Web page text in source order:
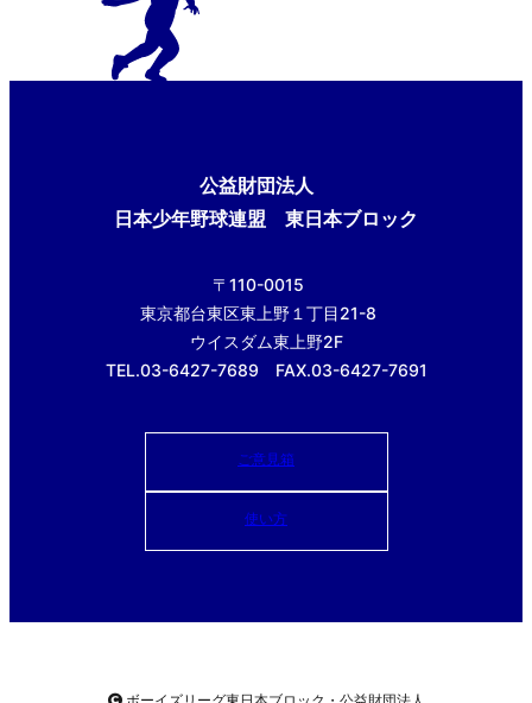
公益財団法人
日本少年野球連盟 東日本ブロック
〒110-0015
東京都台東区東上野１丁目21-8
ウイスダム東上野2F
TEL.03-6427-7689 FAX.03-6427-7691
ご意見箱
使い方